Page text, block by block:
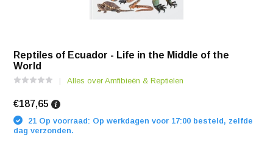
Reptiles of Ecuador - Life in the Middle of the
World
Alles over Amfibieën & Reptielen
€187,65
21 Op voorraad: Op werkdagen voor 17:00 besteld, zelfde
dag verzonden.